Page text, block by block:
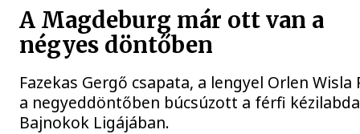
A Magdeburg már ott van a
négyes döntőben
Fazekas Gergő csapata, a lengyel Orlen Wisla
a negyeddöntőben búcsúzott a férfi kézilabda
Bajnokok Ligájában.